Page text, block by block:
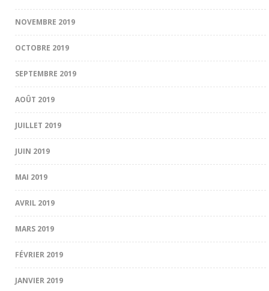
NOVEMBRE 2019
OCTOBRE 2019
SEPTEMBRE 2019
AOÛT 2019
JUILLET 2019
JUIN 2019
MAI 2019
AVRIL 2019
MARS 2019
FÉVRIER 2019
JANVIER 2019